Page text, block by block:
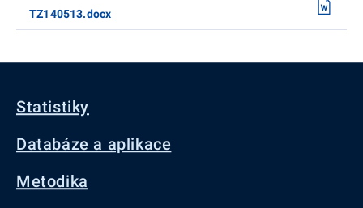
TZ140513.docx
Statistiky
Databáze a aplikace
Metodika